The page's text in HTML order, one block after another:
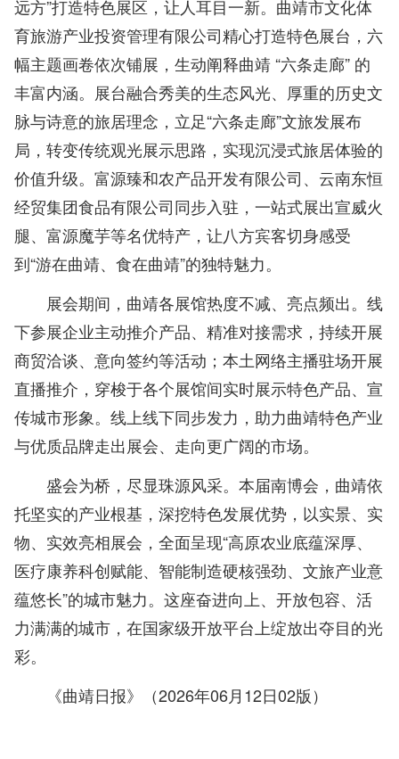
远方”打造特色展区，让人耳目一新。曲靖市文化体
育旅游产业投资管理有限公司精心打造特色展台，六
幅主题画卷依次铺展，生动阐释曲靖 “六条走廊” 的
丰富内涵。展台融合秀美的生态风光、厚重的历史文
脉与诗意的旅居理念，立足“六条走廊”文旅发展布
局，转变传统观光展示思路，实现沉浸式旅居体验的
价值升级。富源臻和农产品开发有限公司、云南东恒
经贸集团食品有限公司同步入驻，一站式展出宣威火
腿、富源魔芋等名优特产，让八方宾客切身感受
到“游在曲靖、食在曲靖”的独特魅力。
展会期间，曲靖各展馆热度不减、亮点频出。线
下参展企业主动推介产品、精准对接需求，持续开展
商贸洽谈、意向签约等活动；本土网络主播驻场开展
直播推介，穿梭于各个展馆间实时展示特色产品、宣
传城市形象。线上线下同步发力，助力曲靖特色产业
与优质品牌走出展会、走向更广阔的市场。
盛会为桥，尽显珠源风采。本届南博会，曲靖依
托坚实的产业根基，深挖特色发展优势，以实景、实
物、实效亮相展会，全面呈现“高原农业底蕴深厚、
医疗康养科创赋能、智能制造硬核强劲、文旅产业意
蕴悠长”的城市魅力。这座奋进向上、开放包容、活
力满满的城市，在国家级开放平台上绽放出夺目的光
彩。
《曲靖日报》（2026年06月12日02版）